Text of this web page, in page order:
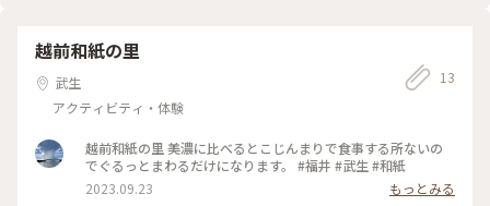
越前和紙の里
武生
アクティビティ・体験
13
越前和紙の里 美濃に比べるとこじんまりで食事する所ないの
でぐるっとまわるだけになります。 #福井 #武生 #和紙
2023.09.23
もっとみる